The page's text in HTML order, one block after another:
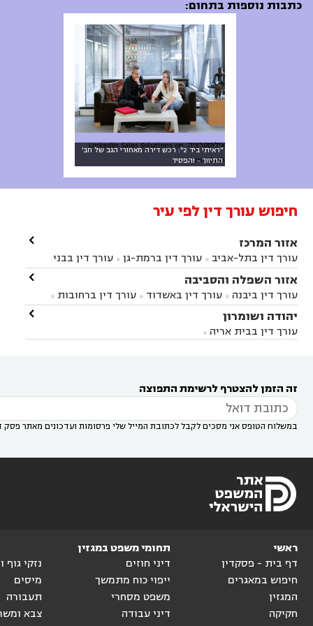
כתבות נוספות בתחום:
"ראיתי ביד 2": רכש דירה מאחורי הגב של חב'
התיווך - והפסיד
אילוסטרציה: LinkedIn Sales Solutions on
Unsplash
חיפוש עורך דין לפי עיר
אזור המרכז
עורך דין בתל-אביב  עורך דין ברמת-גן 
עורך דין בבני
ברק עורך דין בפתח תקווה עורך דין בראשון לציון
עורך דין ברחובות עורך דין בנס ציונה
במודיעין
עורך דין בהרצליה עורך דין בחולון
עורך
דין בקרית אונו
אונו
עורך דין בבת ים
דין בשוהם 

אזור השפלה והסביבה
עורך דין ביבנה  עורך דין באשדוד  עורך דין ברחובות 
עורך דין בראשון לציון עורך דין במודיעין
עורך דין
בבאר יעקב
עורך דין בגדרה

יהודה ושומרון
עורך דין בבית אריה 

זה הזמן להצטרף לרשימת התפוצה
במשלוח הטופס אני מסכים לקבל לכתובת המייל שלי פרסומות ועדכונים מאתר פסק
ראשי
דף בית - פסקדין
חיפוש במאגרים
המגזין
חקיקה
תחומי משפט במגזין
דיני חוזים
ייפוי כוח מתמשך
משפט מסחרי
דיני עבודה
נזקי גוף
מיסים
תעבורה
צבא